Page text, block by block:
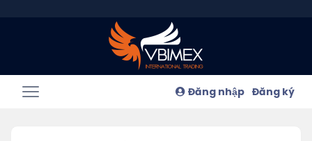
Đăng nhập Đăng ký